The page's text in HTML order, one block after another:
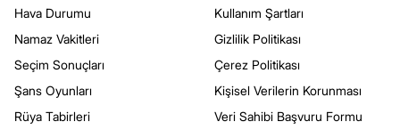
Hava Durumu
Namaz Vakitleri
Seçim Sonuçları
Şans Oyunları
Rüya Tabirleri
Kullanım Şartları
Gizlilik Politikası
Çerez Politikası
Kişisel Verilerin Korunması
Veri Sahibi Başvuru Formu